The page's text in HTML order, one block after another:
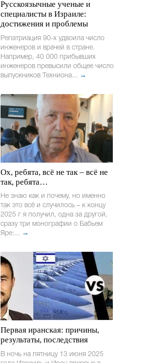
Русскоязычные ученые и
специалисты в Израиле:
достижения и проблемы
Репатриация 90-х удвоила число
инженеров и врачей в стране.
Например, 40 000 прибывших
инженеров превысили общее число
выпускников Техниона... →
Ох, ребята, всё не так – всё не
так, ребята…
Не знаю как и почему, но именно
так это всё и случилось – к концу
2025 г я получил, одна за другой,
сразу три монографии о Бабьем
Яре:... →
Первая иранская: причины,
результаты, последствия
В ночь на пятницу 13 июня 2025